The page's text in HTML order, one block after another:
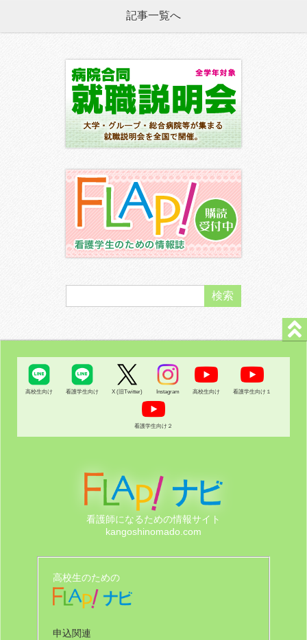
記事一覧へ
高校生向け 看護学生向け X (旧Twitter) Instagram 高校生向け 看護学生向け１
看護学生向け２
看護師になるための情報サイト
kangoshinomado.com
高校生のための
申込関連